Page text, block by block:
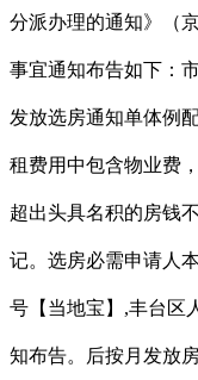
分派办理的通知》（
事宜通知布告如下：
发放选房通知单体例
租费用中包含物业费
超出头具名积的房钱
记。选房必需申请人
号【当地宝】,丰台区
知布告。后按月发放